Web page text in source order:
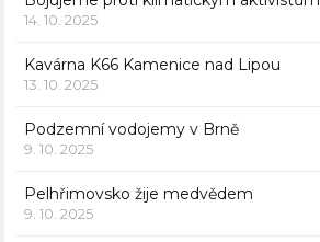
14. 10. 2025
Kavárna K66 Kamenice nad Lipou
13. 10. 2025
Podzemní vodojemy v Brně
9. 10. 2025
Pelhřimovsko žije medvědem
9. 10. 2025